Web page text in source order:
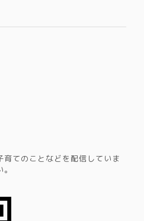
てのことなどを配信していま